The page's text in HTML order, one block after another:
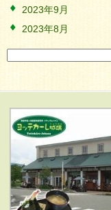
2023年9月
2023年8月
索: